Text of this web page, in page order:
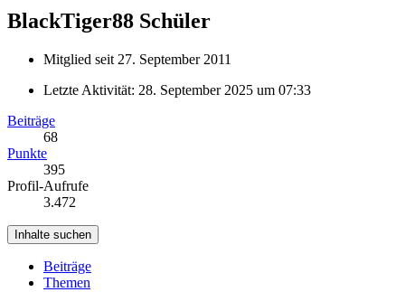
BlackTiger88 Schüler
Mitglied seit 27. September 2011
Letzte Aktivität: 28. September 2025 um 07:33
Beiträge
68
Punkte
395
Profil-Aufrufe
3.472
Inhalte suchen
Beiträge
Themen